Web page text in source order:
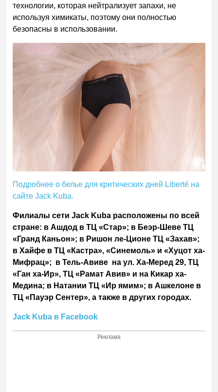
технологии, которая нейтрализует запахи, не
используя химикаты, поэтому они полностью
безопасны в использовании.
Подробнее о белье для критических дней Liberté на
сайте Jack Kuba.
Филиалы сети Jack Kuba расположены по всей
стране: в Ашдод в ТЦ «Стар»; в Беэр-Шеве ТЦ
«Гранд Каньон»; в Ришон ле-Ционе ТЦ «Захав»;
в Хайфе в ТЦ «Кастра», «Синемоль» и «Хуцот ха-
Мифрац»; в Тель-Авиве на ул. Ха-Меред 29, ТЦ
«Ган ха-Ир», ТЦ «Рамат Авив» и на Кикар ха-
Медина; в Натании ТЦ «Ир ямим»; в Ашкелоне в
ТЦ «Пауэр Сентер», а также в других городах.
Jack Kubа в Facebook
Реклама